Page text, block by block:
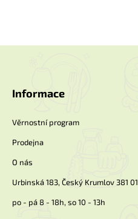
Informace
Věrnostní program
Prodejna
O nás
Urbinská 183, Český Krumlov 381 01
po - pá 8 - 18h, so 10 - 13h